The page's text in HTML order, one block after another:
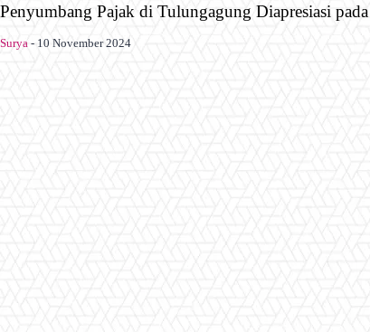
Penyumbang Pajak di Tulungagung Diapresiasi
Surya - 10 November 2024